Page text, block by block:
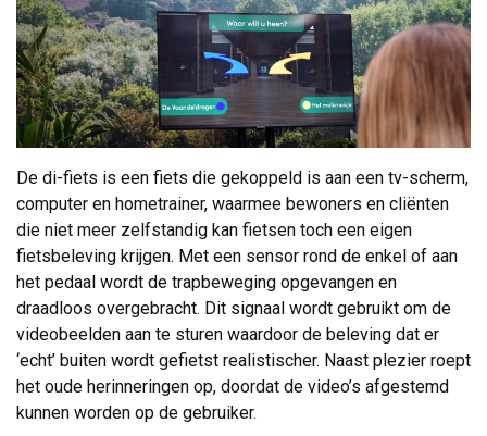
De di-fiets is een fiets die gekoppeld is aan een tv-scherm,
computer en hometrainer, waarmee bewoners en cliënten
die niet meer zelfstandig kan fietsen toch een eigen
fietsbeleving krijgen. Met een sensor rond de enkel of aan
het pedaal wordt de trapbeweging opgevangen en
draadloos overgebracht. Dit signaal wordt gebruikt om de
videobeelden aan te sturen waardoor de beleving dat er
‘echt’ buiten wordt gefietst realistischer. Naast plezier roept
het oude herinneringen op, doordat de video’s afgestemd
kunnen worden op de gebruiker.